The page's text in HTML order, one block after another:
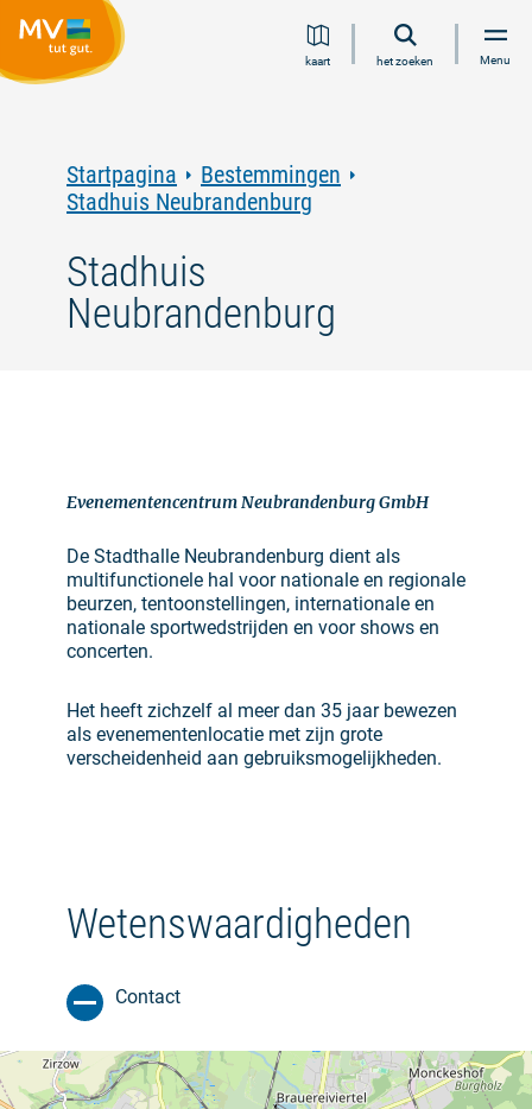
Ga
naar
Ga
naar
Ga
naar
Ga
naar
kaart het zoeken Menu
Startpagina
Bestemmingen
Stadhuis Neubrandenburg
Stadhuis
Neubrandenburg
Evenementencentrum Neubrandenburg GmbH
De Stadthalle Neubrandenburg dient als
multifunctionele hal voor nationale en regionale
beurzen, tentoonstellingen, internationale en
nationale sportwedstrijden en voor shows en
concerten.
Het heeft zichzelf al meer dan 35 jaar bewezen
als evenementenlocatie met zijn grote
verscheidenheid aan gebruiksmogelijkheden.
Wetenswaardigheden
Contact